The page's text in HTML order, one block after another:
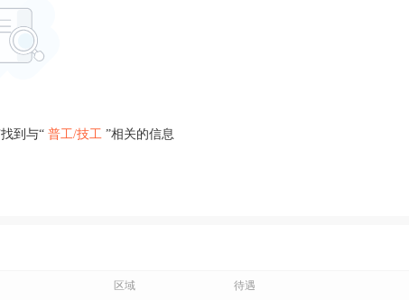
到与“ 普工/技工 ”相关的信息
区域 待遇